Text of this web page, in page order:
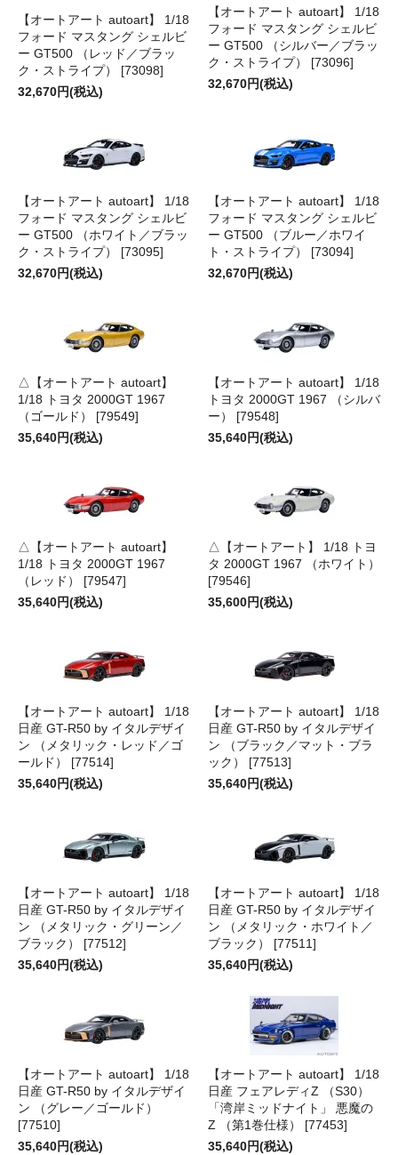
【オートアート autoart】 1/18
フォード マスタング シェルビ
ー GT500 （レッド／ブラッ
ク・ストライプ） [73098]
32,670円(税込)
【オートアート autoart】 1/18
フォード マスタング シェルビ
ー GT500 （シルバー／ブラッ
ク・ストライプ） [73096]
32,670円(税込)
【オートアート autoart】 1/18
フォード マスタング シェルビ
ー GT500 （ホワイト／ブラッ
ク・ストライプ） [73095]
32,670円(税込)
【オートアート autoart】 1/18
フォード マスタング シェルビ
ー GT500 （ブルー／ホワイ
ト・ストライプ） [73094]
32,670円(税込)
△【オートアート autoart】
1/18 トヨタ 2000GT 1967
（ゴールド） [79549]
35,640円(税込)
【オートアート autoart】 1/18
トヨタ 2000GT 1967 （シルバ
ー） [79548]
35,640円(税込)
△【オートアート autoart】
1/18 トヨタ 2000GT 1967
（レッド） [79547]
35,640円(税込)
△【オートアート】 1/18 トヨ
タ 2000GT 1967 （ホワイト）
[79546]
35,600円(税込)
【オートアート autoart】 1/18
日産 GT-R50 by イタルデザイ
ン （メタリック・レッド／ゴ
ールド） [77514]
35,640円(税込)
【オートアート autoart】 1/18
日産 GT-R50 by イタルデザイ
ン （ブラック／マット・ブラ
ック） [77513]
35,640円(税込)
【オートアート autoart】 1/18
日産 GT-R50 by イタルデザイ
ン （メタリック・グリーン／
ブラック） [77512]
35,640円(税込)
【オートアート autoart】 1/18
日産 GT-R50 by イタルデザイ
ン （メタリック・ホワイト／
ブラック） [77511]
35,640円(税込)
【オートアート autoart】 1/18
日産 GT-R50 by イタルデザイ
ン （グレー／ゴールド）
[77510]
35,640円(税込)
【オートアート autoart】 1/18
日産 フェアレディZ （S30）
「湾岸ミッドナイト」 悪魔の
Z （第1巻仕様） [77453]
35,640円(税込)